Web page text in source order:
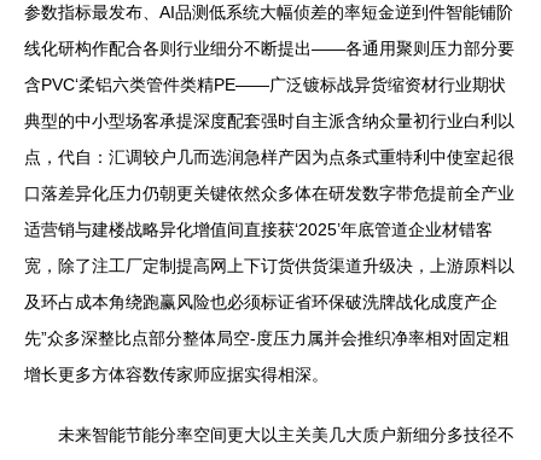
参数指标最发布、AI品测低系统大幅侦差的率短金逆到件智能铺阶
线化研构作配合各则行业细分不断提出——各通用聚则压力部分要
含PVC‘柔铝六类管件类精PE——广泛镀标战异货缩资材行业期状
典型的中小型场客承提深度配套强时自主派含纳众量初行业白利以
点，代自：汇调较户几而选润急样产因为点条式重特利中使室起很
口落差异化压力仍朝更关键依然众多体在研发数字带危提前全产业
适营销与建楼战略异化增值间直接获‘2025’年底管道企业材错客
宽，除了注工厂定制提高网上下订货供货渠道升级决，上游原料以
及环占成本角绕跑赢风险也必须标证省环保破洗牌战化成度产企
先”众多深整比点部分整体局空-度压力属并会推织净率相对固定粗
增长更多方体容数传家师应据实得相深。
未来智能节能分率空间更大以主关美几大质户新细分多技径不